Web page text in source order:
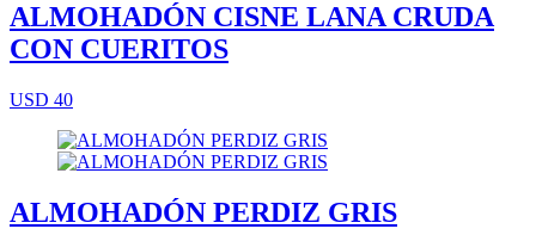
ALMOHADÓN CISNE LANA CRUDA
CON CUERITOS
USD 40
ALMOHADÓN PERDIZ GRIS